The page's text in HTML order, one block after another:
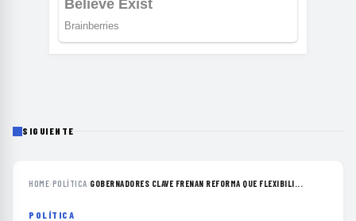
SIGUIENTE
HOME›POLÍTICA›GOBERNADORES CLAVE FRENAN REFORMA QUE FLEXIBILI...
POLÍTICA